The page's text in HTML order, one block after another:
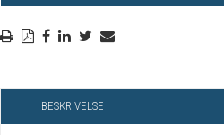
BESKRIVELSE